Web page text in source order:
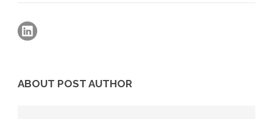
ABOUT POST AUTHOR